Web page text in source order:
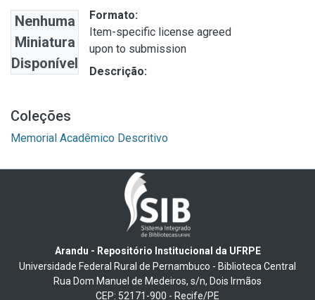
Nenhuma
Miniatura
Disponível
Formato:
Item-specific license agreed
upon to submission
Descrição:
Coleções
Memorial Acadêmico Descritivo
Arandu - Repositório Institucional da UFRPE
Universidade Federal Rural de Pernambuco - Biblioteca Central
Rua Dom Manuel de Medeiros, s/n, Dois Irmãos
CEP: 52171-900 - Recife/PE